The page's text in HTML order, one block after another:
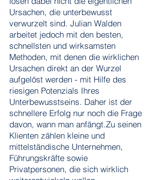
Ursachen, die unterbewusst
verwurzelt sind. Julian Walden
arbeitet jedoch mit den besten,
schnellsten und wirksamsten
Methoden, mit denen die wirklichen
Ursachen direkt an der Wurzel
aufgelöst werden - mit Hilfe des
riesigen Potenzials Ihres
Unterbewusstseins. Daher ist der
schnellere Erfolg nur noch die Frage
davon, wann man anfängt.Zu seinen
Klienten zählen kleine und
mittelständische Unternehmen,
Führungskräfte sowie
Privatpersonen, die sich wirklich